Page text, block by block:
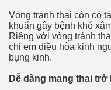
Vòng tránh thai còn có
khuẩn gây bệnh khó
Riêng với vòng tránh
chị em điều hòa kinh
bụng kinh.
Dễ dàng mang thai trở